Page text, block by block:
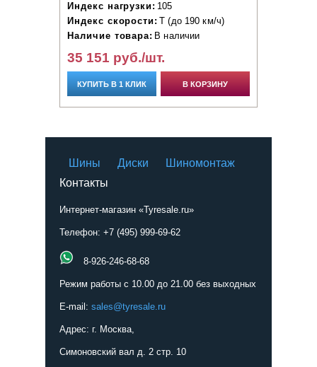
Индекс нагрузки: 105
Индекс скорости: T (до 190 км/ч)
Наличие товара: В наличии
35 151 руб./шт.
КУПИТЬ В 1 КЛИК В КОРЗИНУ
Шины Диски
Шиномонтаж
Контакты
Интернет-магазин «Tyresale.ru»
Телефон: +7 (495) 999-69-62
8-926-246-68-68
Режим работы с 10.00 до 21.00 без выходных
E-mail: sales@tyresale.ru
Адрес: г. Москва,
Симоновский вал д. 2 стр. 10